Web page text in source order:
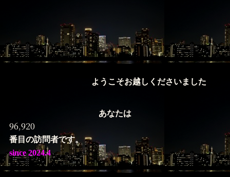
ようこそお越しくださいました
あなたは
96,920
番目の訪問者です。
since 2024.4